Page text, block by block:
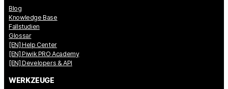
Blog
Knowledge Base
Fallstudien
Glossar
[EN] Help Center
[EN] Piwik PRO Academy
[EN] Developers & API
WERKZEUGE